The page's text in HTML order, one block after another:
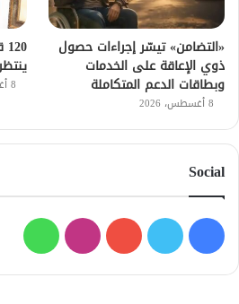
«التضامن» تيسّر إجراءات حصول
ذوي الإعاقة على الخدمات
وبطاقات الدعم المتكاملة
8 أغسطس، 2026
8 أغسطس، 2026
Social
فيسبوك
تويتر يوتيوبانستقرام